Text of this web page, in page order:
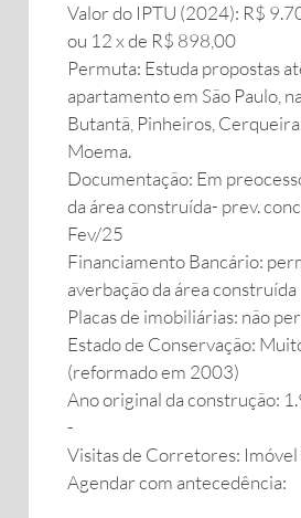
Valor do IPTU (2024): R$
ou 12 x de R$ 898,00
Permuta: Estuda propostas
apartamento em São Paulo,
Butantã, Pinheiros,
Moema.
Documentação: Em
da área construída- prev.
Fev/25
Financiamento Bancário:
averbação da área construída
Placas de imobiliárias: não
Estado de Conservação:
(reformado em 2003)
Ano original da construção:
-
Visitas de Corretores:
Agendar com antecedência: